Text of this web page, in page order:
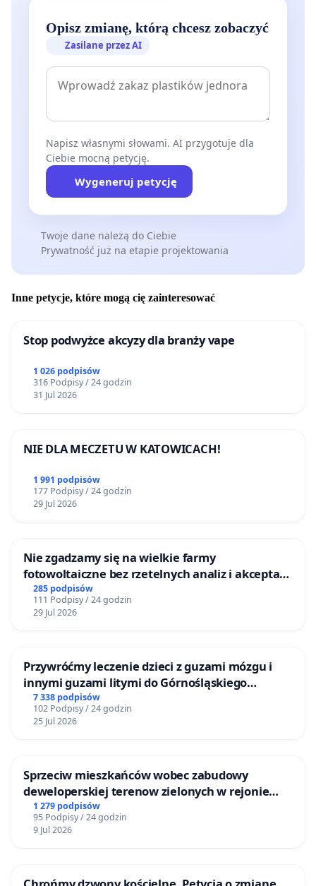
Opisz zmianę, którą chcesz zobaczyć
Zasilane przez AI
Napisz własnymi słowami. AI przygotuje dla
Ciebie mocną petycję.
Wygeneruj petycję
Twoje dane należą do Ciebie
Prywatność już na etapie projektowania
Inne petycje, które mogą cię zainteresować
Stop podwyżce akcyzy dla branży vape
1 026 podpisów
316 Podpisy / 24 godzin
31 Jul 2026
NIE DLA MECZETU W KATOWICACH!
1 991 podpisów
177 Podpisy / 24 godzin
29 Jul 2026
Nie zgadzamy się na wielkie farmy
fotowoltaiczne bez rzetelnych analiz i akceptacji
mieszkańców
285 podpisów
111 Podpisy / 24 godzin
29 Jul 2026
Przywróćmy leczenie dzieci z guzami mózgu i
innymi guzami litymi do Górnośląskiego
Centrum Zdrowia Dziecka w Katowicach
7 338 podpisów
102 Podpisy / 24 godzin
25 Jul 2026
Sprzeciw mieszkańców wobec zabudowy
deweloperskiej terenow zielonych w rejonie
Bulwarów Straceńskich w Bielsku-Białej
1 279 podpisów
95 Podpisy / 24 godzin
9 Jul 2026